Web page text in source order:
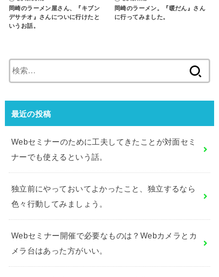
岡崎のラーメン屋さん、『キブン
デサチオ』さんについに行けたと
いうお話。
岡崎のラーメン。『暖だん』さん
に行ってみました。
索:
最近の投稿
Webセミナーのために工夫してきたことが対面セミ
ナーでも使えるという話。
独立前にやっておいてよかったこと、独立するなら
色々行動してみましょう。
Webセミナー開催で必要なものは？Webカメラとカ
メラ台はあった方がいい。